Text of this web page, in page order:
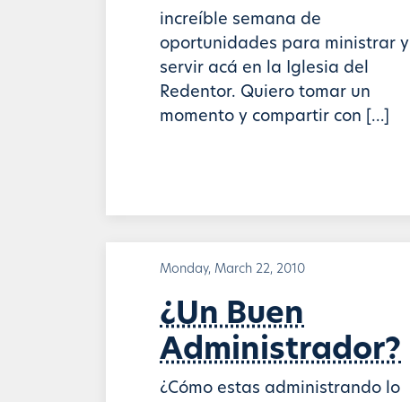
increíble semana de
oportunidades para ministrar y
servir acá en la Iglesia del
Redentor. Quiero tomar un
momento y compartir con […]
Monday, March 22, 2010
¿Un Buen
Administrador?
¿Cómo estas administrando lo